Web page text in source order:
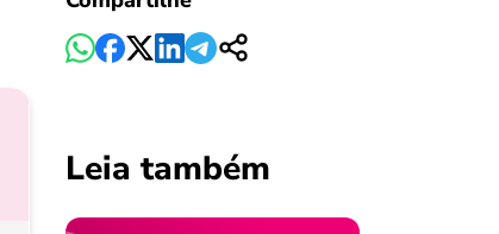
Leia também